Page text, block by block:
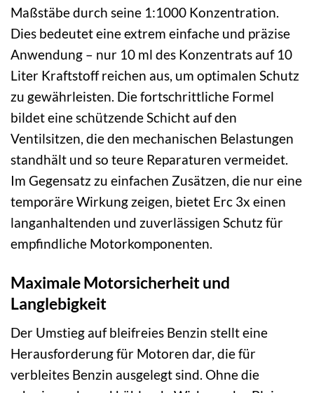
Maßstäbe durch seine 1:1000 Konzentration.
Dies bedeutet eine extrem einfache und präzise
Anwendung – nur 10 ml des Konzentrats auf 10
Liter Kraftstoff reichen aus, um optimalen Schutz
zu gewährleisten. Die fortschrittliche Formel
bildet eine schützende Schicht auf den
Ventilsitzen, die den mechanischen Belastungen
standhält und so teure Reparaturen vermeidet.
Im Gegensatz zu einfachen Zusätzen, die nur eine
temporäre Wirkung zeigen, bietet Erc 3x einen
langanhaltenden und zuverlässigen Schutz für
empfindliche Motorkomponenten.
Maximale Motorsicherheit und
Langlebigkeit
Der Umstieg auf bleifreies Benzin stellt eine
Herausforderung für Motoren dar, die für
verbleites Benzin ausgelegt sind. Ohne die